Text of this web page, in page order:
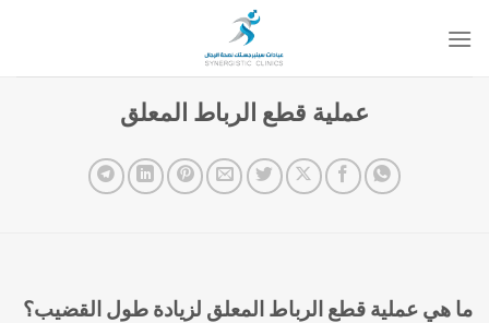
للمحتوى
عملية قطع الرباط المعلق
ما هي عملية قطع الرباط المعلق لزيادة طول القضيب؟